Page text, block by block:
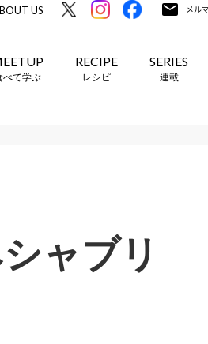
US
べて学ぶ
RECIPE
レシピ
SERIES
連載
ャブリ